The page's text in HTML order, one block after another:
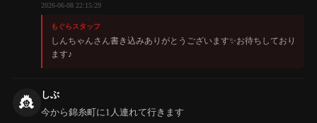
2026-06-08 22:15:29
もぐらスタッフ
しんちゃんさん書き込みありがとうございます✨️お待ちしており
ます♪
👸
しぶ
今から錦糸町に1人連れて行きます